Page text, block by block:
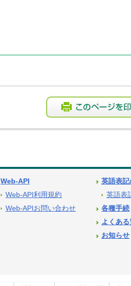
Web-API
Web-API利用規約
Web-APIお問い合わせ
英語表
英語表
各種手続
よくある
お知らせ